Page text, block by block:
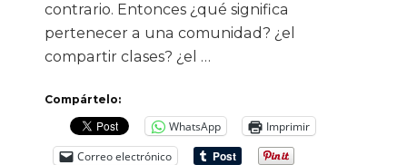
contrario. Entonces ¿qué significa
pertenecer a una comunidad? ¿el
compartir clases? ¿el …
Compártelo:
WhatsApp
Imprimir
Correo electrónico